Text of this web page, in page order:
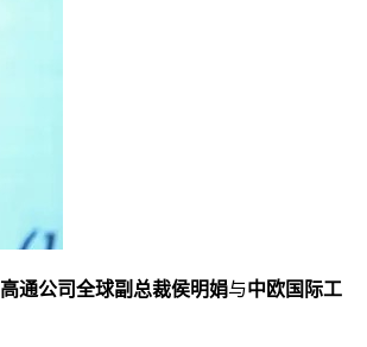
高通公司全球副总裁侯明娟与中欧国际工